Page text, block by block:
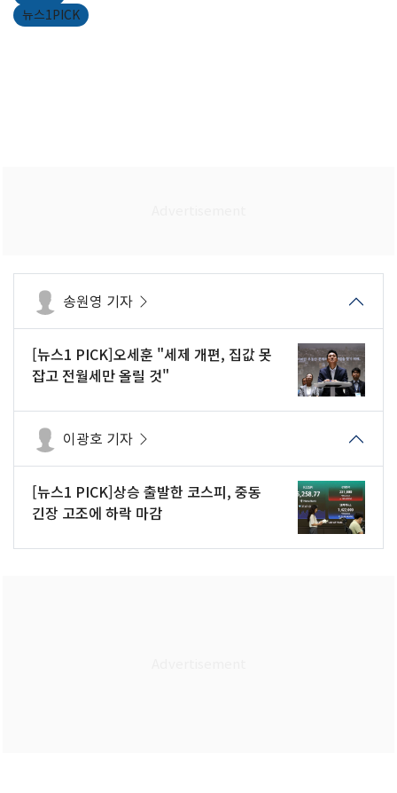
뉴스1PICK
송원영 기자
[뉴스1 PICK]오세훈 "세제 개편, 집값 못
잡고 전월세만 올릴 것"
이광호 기자
[뉴스1 PICK]상승 출발한 코스피, 중동
긴장 고조에 하락 마감